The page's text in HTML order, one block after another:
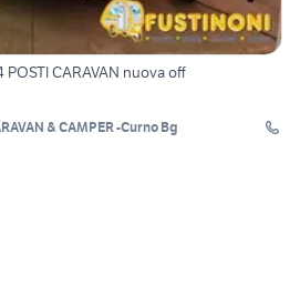
CARAVAN nuova off
& CAMPER -Curno Bg